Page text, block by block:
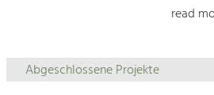
read
Abgeschlossene Projekte